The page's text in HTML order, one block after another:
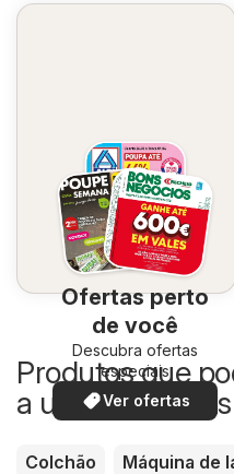
Ofertas perto
de você
Descubra ofertas
especiais
Ver ofertas
Produtos que
a um preço
Colchão Máquina de